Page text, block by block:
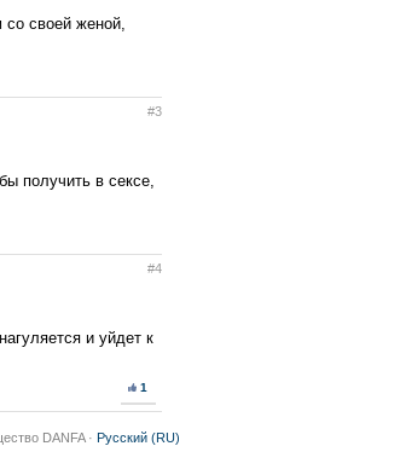
своей женой,
#3
получить в сексе,
#4
и уйдет к
1
DANFA · Русский (RU)